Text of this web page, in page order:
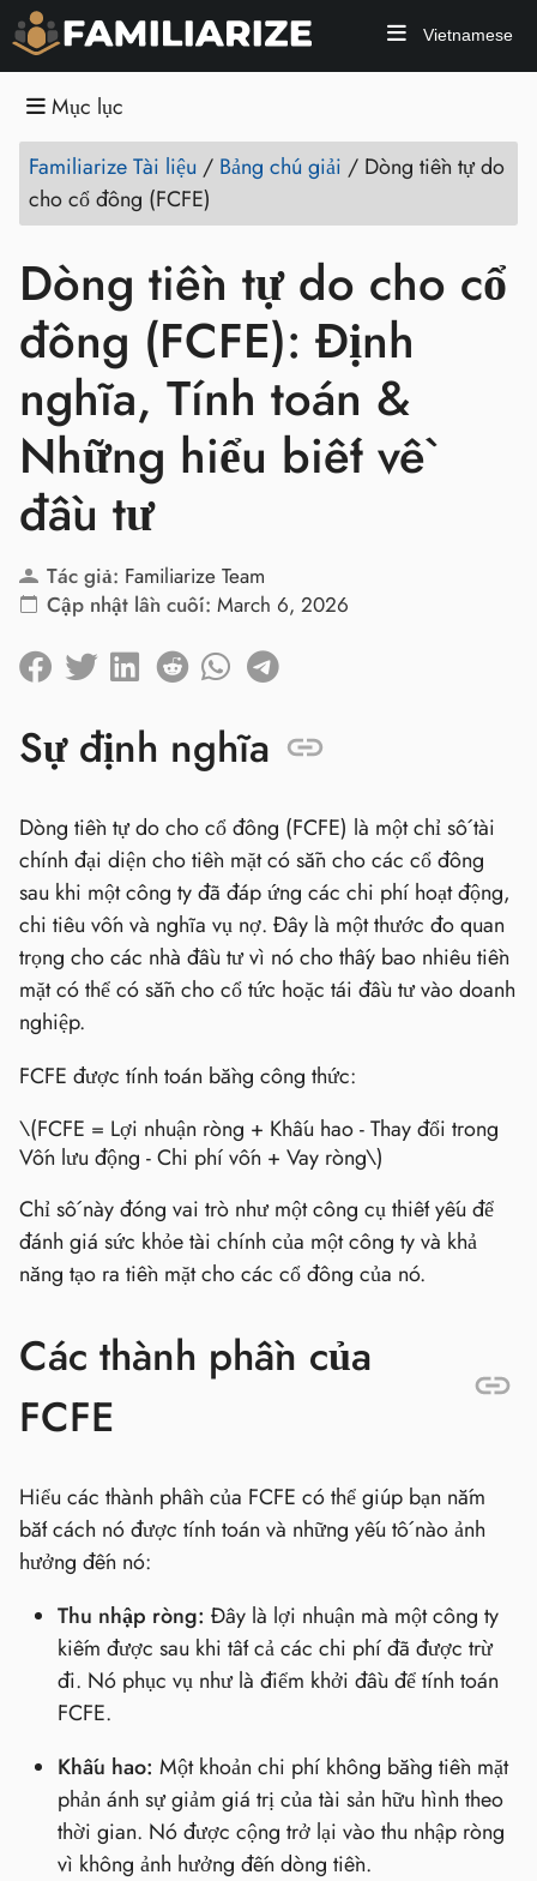
Vietnamese
Mục lục
Familiarize Tài liệu / Bảng chú giải / Dòng tiền tự do
cho cổ đông (FCFE)
Dòng tiền tự do cho cổ
đông (FCFE): Định
nghĩa, Tính toán &
Những hiểu biết về
đầu tư
Tác giả: Familiarize Team
Cập nhật lần cuối: March 6, 2026
Sự định nghĩa
Dòng tiền tự do cho cổ đông (FCFE) là một chỉ số tài
chính đại diện cho tiền mặt có sẵn cho các cổ đông
sau khi một công ty đã đáp ứng các chi phí hoạt động,
chi tiêu vốn và nghĩa vụ nợ. Đây là một thước đo quan
trọng cho các nhà đầu tư vì nó cho thấy bao nhiêu tiền
mặt có thể có sẵn cho cổ tức hoặc tái đầu tư vào doanh
nghiệp.
FCFE được tính toán bằng công thức:
\(FCFE = Lợi nhuận ròng + Khấu hao - Thay đổi trong
Vốn lưu động - Chi phí vốn + Vay ròng\)
Chỉ số này đóng vai trò như một công cụ thiết yếu để
đánh giá sức khỏe tài chính của một công ty và khả
năng tạo ra tiền mặt cho các cổ đông của nó.
Các thành phần của
FCFE
Hiểu các thành phần của FCFE có thể giúp bạn nắm
bắt cách nó được tính toán và những yếu tố nào ảnh
hưởng đến nó:
Thu nhập ròng: Đây là lợi nhuận mà một công ty
kiếm được sau khi tất cả các chi phí đã được trừ
đi. Nó phục vụ như là điểm khởi đầu để tính toán
FCFE.
Khấu hao: Một khoản chi phí không bằng tiền mặt
phản ánh sự giảm giá trị của tài sản hữu hình theo
thời gian. Nó được cộng trở lại vào thu nhập ròng
vì không ảnh hưởng đến dòng tiền.